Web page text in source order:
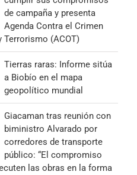
de campaña y presenta
Agenda Contra el Crimen
Terrorismo (ACOT)
Tierras raras: Informe sitúa
a Biobío en el mapa
geopolítico mundial
Giacaman tras reunión con
biministro Alvarado por
corredores de transporte
público: “El compromiso
las obras en la forma